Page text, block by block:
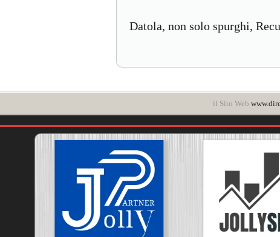
Datola, non solo spurghi,
il Sito Web